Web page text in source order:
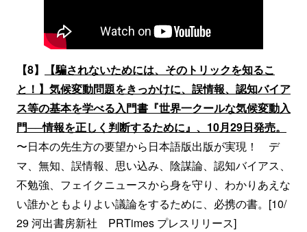
【8】
【騙されないためには、そのトリックを知るこ
と！】気候変動問題をきっかけに、誤情報、認知バイア
ス等の基本を学べる入門書『世界一クールな気候変動入
門──情報を正しく判断するために』、10月29日発売。
〜日本の先生方の要望から日本語版出版が実現！ デ
マ、無知、誤情報、思い込み、陰謀論、認知バイアス、
不勉強、フェイクニュースから身を守り、わかりあえな
い誰かともよりよい議論をするために、必携の書。[10/
29 河出書房新社 PRTimes プレスリリース]